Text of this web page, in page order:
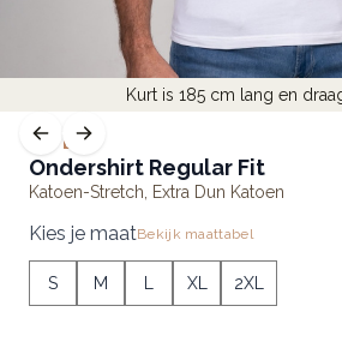
Kurt is 185 cm lang en
LITE
Ondershirt Regular Fit
Katoen-Stretch Extra Dun Katoen
Kies je maatBekijk maattabel
S M XL 2XL